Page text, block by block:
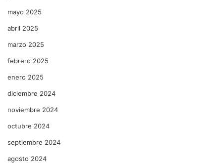
mayo 2025
abril 2025
marzo 2025
febrero 2025
enero 2025
diciembre 2024
noviembre 2024
octubre 2024
septiembre 2024
agosto 2024